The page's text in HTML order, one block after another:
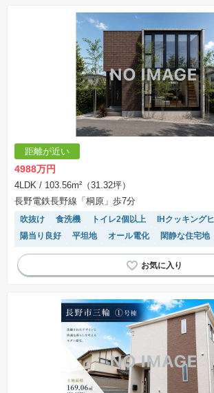
距離が近い
4988万円
4LDK / 103.56m²（31.32坪）
長野電鉄長野線「桐原」歩7分
吹抜け 食洗機 トイレ2個以上
IHクッキング
陽当り良好
平坦地 オール電化
閑静な住宅地
モニター付きインターホン
温水洗浄便座
シス
対面キッチン